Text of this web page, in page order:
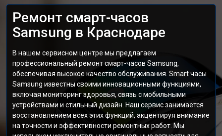
Ремонт смарт-часов
Samsung в Краснодаре
В нашем сервисном центре мы предлагаем
профессиональный ремонт смарт-часов Samsung,
обеспечивая высокое качество обслуживания. Smart часы
Samsung известны своими инновационными функциями,
включая мониторинг здоровья, связь с мобильными
устройствами и стильный дизайн. Наш сервис занимается
восстановлением всех этих функций, акцентируя внимание
на точности и эффективности ремонтных работ. Мы